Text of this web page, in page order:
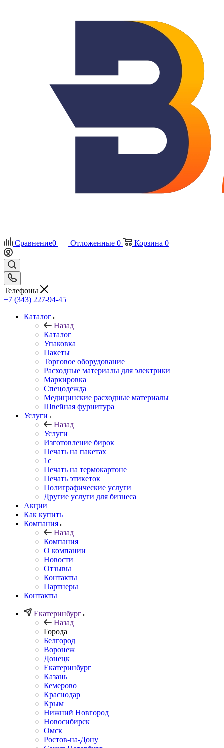
Сравнение0 Отложенные 0 Корзина 0
Телефоны
+7 (343) 227-94-45
Каталог
Назад
Каталог
Упаковка
Пакеты
Торговое оборудование
Расходные материалы для электрики
Маркировка
Спецодежда
Медицинские расходные материалы
Швейная фурнитура
Услуги
Назад
Услуги
Изготовление бирок
Печать на пакетах
1c
Печать на термокартоне
Печать этикеток
Полиграфические услуги
Другие услуги для бизнеса
Акции
Как купить
Компания
Назад
Компания
О компании
Новости
Отзывы
Контакты
Партнеры
Контакты
Екатеринбург
Назад
Города
Белгород
Воронеж
Донецк
Екатеринбург
Казань
Кемерово
Краснодар
Крым
Нижний Новгород
Новосибирск
Омск
Ростов-на-Дону